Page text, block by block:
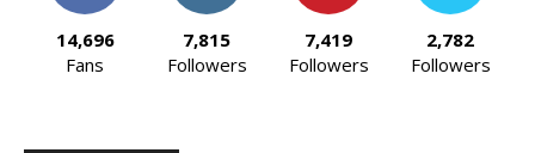
14,696
Fans
7,815
Followers
7,419
Followers
2,782
Followers